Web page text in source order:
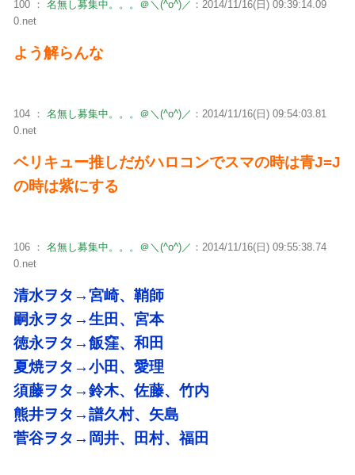
100 ： 名無し募集中。。。＠＼(^o^)／ ：2014/11/16(日) 09:39:14.09
0.net
よう解らんな
104 ： 名無し募集中。。。＠＼(^o^)／ ：2014/11/16(日) 09:54:03.81
0.net
ベリキュー推しだがハロコンでスマの時は青J=J
の時は紫にする
106 ： 名無し募集中。。。＠＼(^o^)／ ：2014/11/16(日) 09:55:38.74
0.net
清水ヲタ→宮崎、鞘師
嗣永ヲタ→生田、宮本
徳永ヲタ→飯窪、和田
夏焼ヲタ→小田、愛理
須藤ヲタ→鈴木、佐藤、竹内
熊井ヲタ→譜久村、矢島
菅谷ヲタ→岡井、田村、福田